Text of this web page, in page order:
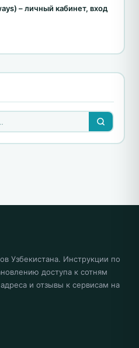
– личный кабинет, вход
Узбекистана. Инструкции по
доступа к сотням
и отзывы к сервисам на